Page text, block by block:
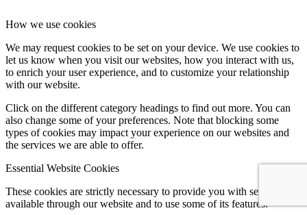
How we use cookies
We may request cookies to be set on your device. We use cookies to
let us know when you visit our websites, how you interact with us,
to enrich your user experience, and to customize your relationship
with our website.
Click on the different category headings to find out more. You can
also change some of your preferences. Note that blocking some
types of cookies may impact your experience on our websites and
the services we are able to offer.
Essential Website Cookies
These cookies are strictly necessary to provide you with services
available through our website and to use some of its features.